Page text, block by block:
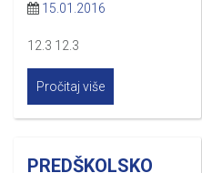
15.01.2016
12.3 12.3
Pročitaj više
PREDŠKOLSKO